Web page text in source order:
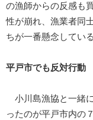
の漁師からの反感も
性が崩れ、漁業者同
ちが一番懸念してい
平戸市でも反対行動
小川島漁協と一緒
ったのが平戸市内の